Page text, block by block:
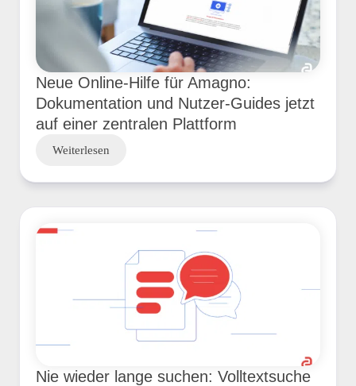
Neue Online-Hilfe für Amagno:
Dokumentation und Nutzer-Guides jetzt
auf einer zentralen Plattform
Weiterlesen
Nie wieder lange suchen: Volltextsuche